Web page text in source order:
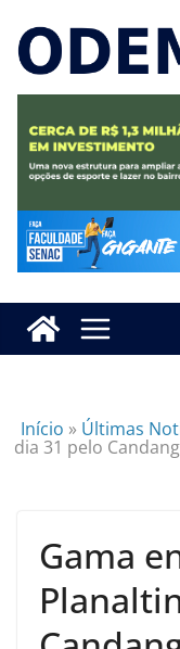
Início » Últimas
dia 31 pelo
Gama